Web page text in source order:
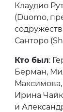
Клаудио
(Duomo,
Санторо
Кто был:
Берман,
Ирина
и